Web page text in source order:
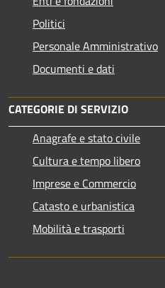
Politici
Personale Amministrativo
Documenti e dati
CATEGORIE DI SERVIZIO
Anagrafe e stato civile
Cultura e tempo libero
Imprese e Commercio
Catasto e urbanistica
Mobilità e trasporti